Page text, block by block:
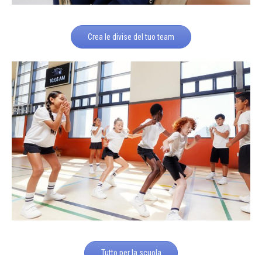
Crea le divise del tuo team
Tutto per la scuola